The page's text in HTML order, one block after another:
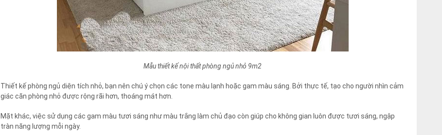
Mẫu thiết kế nội thất phòng ngủ nhỏ 9m2
Thiết kế phòng ngủ diện tích nhỏ, bạn nên chú ý chọn các tone màu lạnh hoặc gam màu sáng. Bởi thực tế, tạo cho người nhìn cảm
giác căn phòng nhỏ được rộng rãi hơn, thoáng mát hơn.
Mặt khác, việc sử dụng các gam màu tươi sáng như màu trắng làm chủ đạo còn giúp cho không gian luôn được tươi sáng, ngập
tràn năng lượng mỗi ngày.